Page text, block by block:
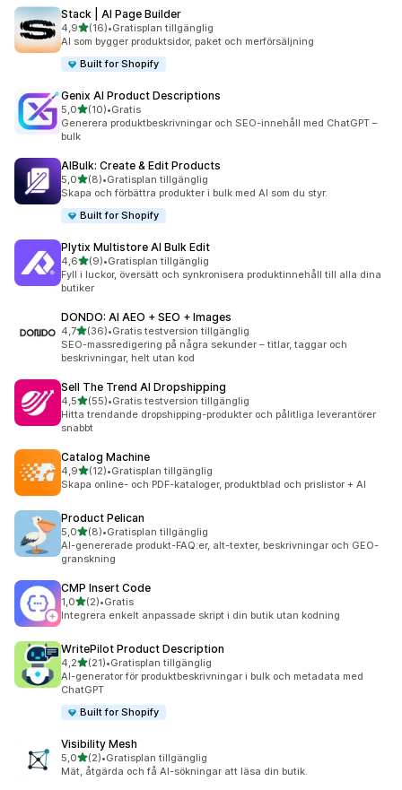
Stack | AI Page Builder
4,9av 5 stjärnor
(16)
16 recensioner totalt
•Gratisplan tillgänglig
AI som bygger produktsidor, paket och merförsäljning
Built for Shopify
Genix AI Product Descriptions
5,0av 5 stjärnor
(10)
10 recensioner totalt
•Gratis
Generera produktbeskrivningar och SEO-innehåll med ChatGPT –
bulk
AIBulk: Create & Edit Products
5,0av 5 stjärnor
(8)
8 recensioner totalt
•Gratisplan tillgänglig
Skapa och förbättra produkter i bulk med AI som du styr.
Built for Shopify
Plytix Multistore AI Bulk Edit
4,6av 5 stjärnor
(9)
9 recensioner totalt
•Gratisplan tillgänglig
Fyll i luckor, översätt och synkronisera produktinnehåll till alla dina
butiker
DONDO: AI AEO + SEO + Images
4,7av 5 stjärnor
(36)
36 recensioner totalt
•Gratis testversion tillgänglig
SEO-massredigering på några sekunder – titlar, taggar och
beskrivningar, helt utan kod
Sell The Trend AI Dropshipping
4,5av 5 stjärnor
(55)
55 recensioner totalt
•Gratis testversion tillgänglig
Hitta trendande dropshipping-produkter och pålitliga leverantörer
snabbt
Catalog Machine
4,9av 5 stjärnor
(12)
12 recensioner totalt
•Gratisplan tillgänglig
Skapa online- och PDF-kataloger, produktblad och prislistor + AI
Product Pelican
5,0av 5 stjärnor
(8)
8 recensioner totalt
•Gratisplan tillgänglig
AI-genererade produkt-FAQ:er, alt-texter, beskrivningar och GEO-
granskning
CMP Insert Code
1,0av 5 stjärnor
(2)
2 recensioner totalt
•Gratis
Integrera enkelt anpassade skript i din butik utan kodning
WritePilot Product Description
4,2av 5 stjärnor
(21)
21 recensioner totalt
•Gratisplan tillgänglig
AI-generator för produktbeskrivningar i bulk och metadata med
ChatGPT
Built for Shopify
Visibility Mesh
5,0av 5 stjärnor
(2)
2 recensioner totalt
•Gratisplan tillgänglig
Mät, åtgärda och få AI-sökningar att läsa din butik.